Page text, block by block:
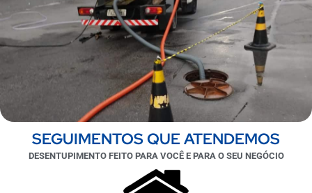
SEGUIMENTOS QUE ATENDEMOS
DESENTUPIMENTO FEITO PARA VOCÊ E PARA O SEU NEGÓCIO